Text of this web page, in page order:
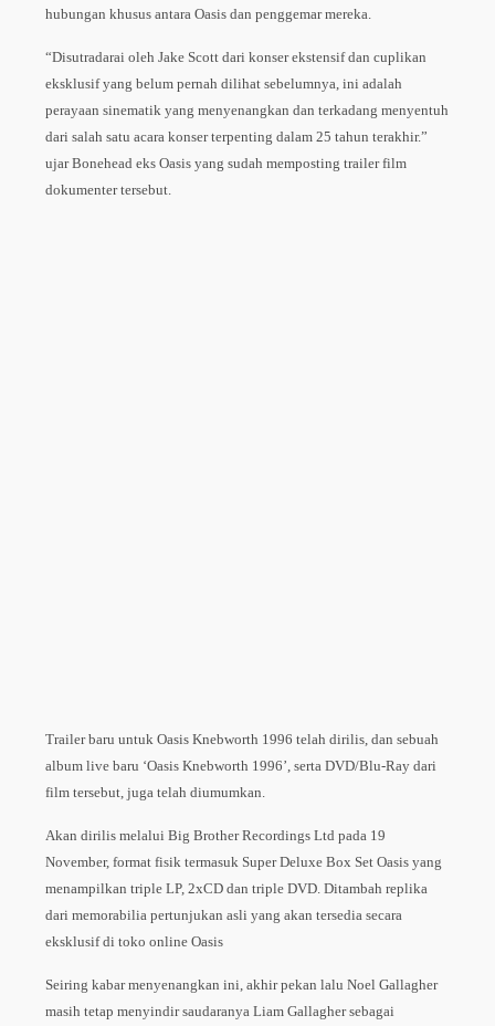
hubungan khusus antara Oasis dan penggemar mereka.
“Disutradarai oleh Jake Scott dari konser ekstensif dan cuplikan
eksklusif yang belum pernah dilihat sebelumnya, ini adalah
perayaan sinematik yang menyenangkan dan terkadang menyentuh
dari salah satu acara konser terpenting dalam 25 tahun terakhir.”
ujar Bonehead eks Oasis yang sudah memposting trailer film
dokumenter tersebut.
Trailer baru untuk Oasis Knebworth 1996 telah dirilis, dan sebuah
album live baru ‘Oasis Knebworth 1996’, serta DVD/Blu-Ray dari
film tersebut, juga telah diumumkan.
Akan dirilis melalui Big Brother Recordings Ltd pada 19
November, format fisik termasuk Super Deluxe Box Set Oasis yang
menampilkan triple LP, 2xCD dan triple DVD. Ditambah replika
dari memorabilia pertunjukan asli yang akan tersedia secara
eksklusif di toko online Oasis
Seiring kabar menyenangkan ini, akhir pekan lalu Noel Gallagher
masih tetap menyindir saudaranya Liam Gallagher sebagai